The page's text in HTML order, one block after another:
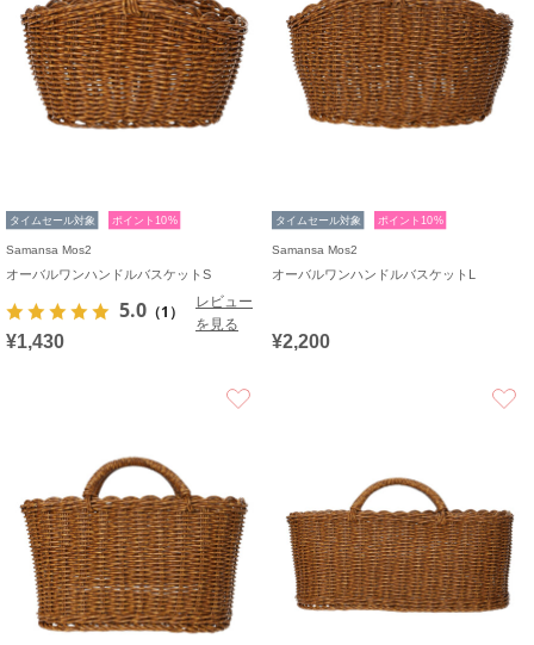
タイムセール対象 ポイント10%
Samansa Mos2
オーバルワンハンドルバスケットS
5.0 （1）
レビュー
を見る
¥1,430
タイムセール対象 ポイント10%
Samansa Mos2
オーバルワンハンドルバスケットL
¥2,200